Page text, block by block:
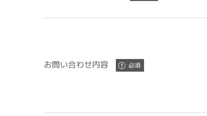
お問い合わせ内容